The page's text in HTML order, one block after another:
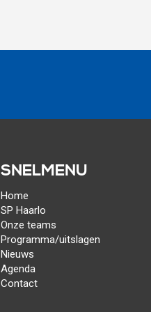
SNELMENU
Home
SP Haarlo
Onze teams
Programma/uitslagen
Nieuws
Agenda
Contact